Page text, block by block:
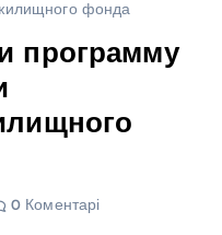
фонда
программу
0 Коментарі